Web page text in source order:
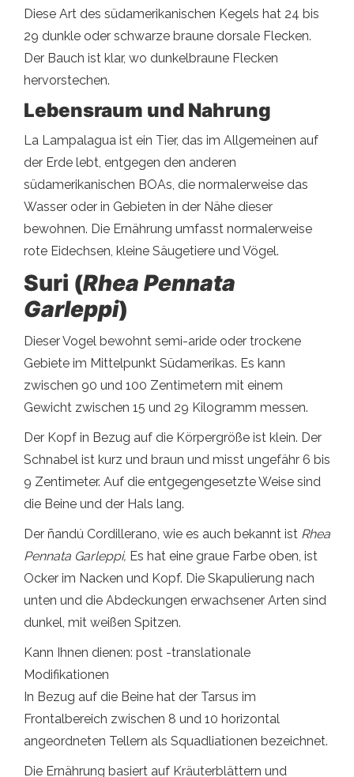
Diese Art des südamerikanischen Kegels hat 24 bis
29 dunkle oder schwarze braune dorsale Flecken.
Der Bauch ist klar, wo dunkelbraune Flecken
hervorstechen.
Lebensraum und Nahrung
La Lampalagua ist ein Tier, das im Allgemeinen auf
der Erde lebt, entgegen den anderen
südamerikanischen BOAs, die normalerweise das
Wasser oder in Gebieten in der Nähe dieser
bewohnen. Die Ernährung umfasst normalerweise
rote Eidechsen, kleine Säugetiere und Vögel.
Suri (Rhea Pennata
Garleppi)
Dieser Vogel bewohnt semi-aride oder trockene
Gebiete im Mittelpunkt Südamerikas. Es kann
zwischen 90 und 100 Zentimetern mit einem
Gewicht zwischen 15 und 29 Kilogramm messen.
Der Kopf in Bezug auf die Körpergröße ist klein. Der
Schnabel ist kurz und braun und misst ungefähr 6 bis
9 Zentimeter. Auf die entgegengesetzte Weise sind
die Beine und der Hals lang.
Der ñandú Cordillerano, wie es auch bekannt ist Rhea
Pennata Garleppi, Es hat eine graue Farbe oben, ist
Ocker im Nacken und Kopf. Die Skapulierung nach
unten und die Abdeckungen erwachsener Arten sind
dunkel, mit weißen Spitzen.
Kann Ihnen dienen: post -translationale
Modifikationen
In Bezug auf die Beine hat der Tarsus im
Frontalbereich zwischen 8 und 10 horizontal
angeordneten Tellern als Squadliationen bezeichnet.
Die Ernährung basiert auf Kräuterblättern und